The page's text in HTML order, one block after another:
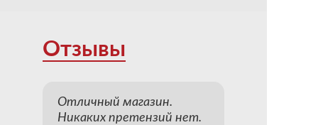
Отзывы
Отличный магазин.
Никаких претензий нет.